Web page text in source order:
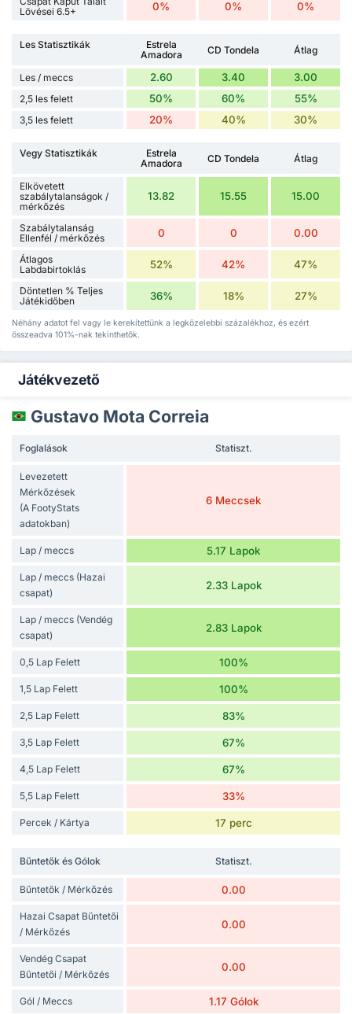
Lövései 6.5+
0% 0% 0%
Les Statisztikák
Estrela
Amadora
CD Tondela Átlag
Les / meccs 2.60 3.40 3.00
2,5 les felett 50% 60% 55%
3,5 les felett 20% 40% 30%
Vegy Statisztikák
Estrela
Amadora
CD Tondela Átlag
Elkövetett
szabálytalanságok /
mérkőzés
13.82 15.55 15.00
Szabálytalanság
Ellenfél / mérkőzés
0 0 0.00
Átlagos
Labdabirtoklás
52% 42% 47%
Döntetlen % Teljes
Játékidőben
36% 18% 27%
Néhány adatot fel vagy le kerekítettünk a legközelebbi százalékhoz, és ezért
összeadva 101%-nak tekinthetők.
Játékvezető
Gustavo Mota Correia
Foglalások Statiszt.
Levezetett
Mérkőzések
(A FootyStats
adatokban)
6 Meccsek
Lap / meccs 5.17 Lapok
Lap / meccs (Hazai
csapat)
2.33 Lapok
Lap / meccs (Vendég
csapat)
2.83 Lapok
0,5 Lap Felett 100%
1,5 Lap Felett 100%
2,5 Lap Felett 83%
3,5 Lap Felett 67%
4,5 Lap Felett 67%
5,5 Lap Felett 33%
Percek / Kártya 17 perc
Bűntetők és Gólok Statiszt.
Bűntetők / Mérkőzés 0.00
Hazai Csapat Bűntetői
/ Mérkőzés
0.00
Vendég Csapat
Bűntetői / Mérkőzés
0.00
Gól / Meccs 1.17 Gólok